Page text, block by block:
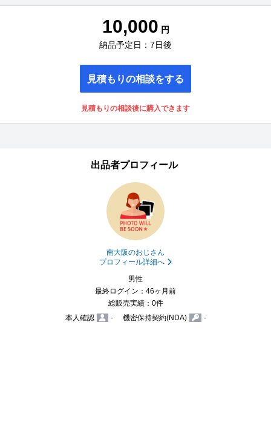
10,000 円
納品予定日：7日後
見積もりの相談をする
見積もりの相談後に購入できます
出品者プロフィール
南大阪のおじさん
プロフィール詳細へ
男性
最終ログイン：46ヶ月前
総販売実績：0件
本人確認
- 機密保持契約(NDA) -